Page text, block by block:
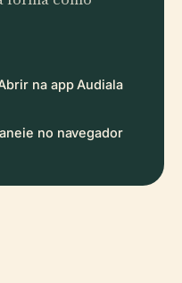
na app Audiala
no navegador